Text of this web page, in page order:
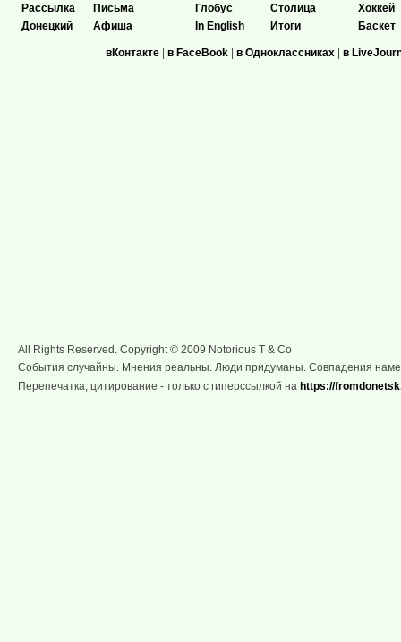
Рассылка
Донецкий
Письма
Афиша
Глобус
In English
Столица
Итоги
Хоккей
Баскет
вКонтакте | в FaceBook | в Одноклассниках | в
All Rights Reserved. Copyright © 2009 Notorious T & Co
События случайны. Мнения реальны. Люди придуманы. Совпадения
Перепечатка, цитирование - только с гиперссылкой на https://